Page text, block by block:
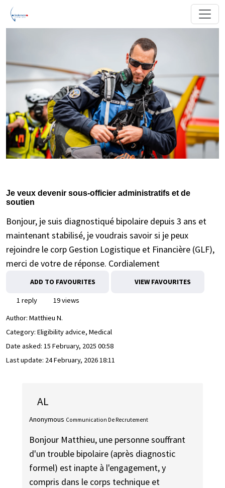
Je veux devenir sous-officier administratifs et de
soutien
Bonjour, je suis diagnostiqué bipolaire depuis 3 ans et
maintenant stabilisé, je voudrais savoir si je peux
rejoindre le corp Gestion Logistique et Financière (GLF),
merci de votre de réponse. Cordialement
ADD TO FAVOURITES VIEW FAVOURITES
1 reply
19 views
Author: Matthieu N.
Category: Eligibility advice, Medical
Date asked: 15 February, 2025 00:58
Last update: 24 February, 2026 18:11
AL
Anonymous Communication De Recrutement
Bonjour Matthieu, une personne souffrant
d'un trouble bipolaire (après diagnostic
formel) est inapte à l'engagement, y
compris dans le corps technique et